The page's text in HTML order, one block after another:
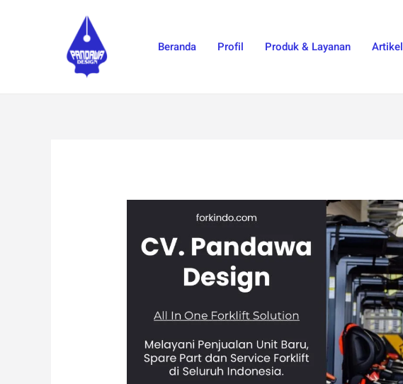
Beranda Profil Produk & Layanan Artikel